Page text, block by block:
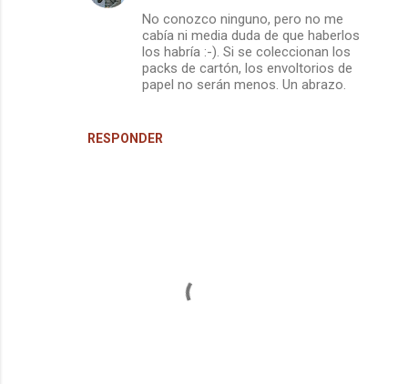
RESPONDER
No conozco ninguno, pero no me
cabía ni media duda de que haberlos
los habría :-). Si se coleccionan los
packs de cartón, los envoltorios de
papel no serán menos. Un abrazo.